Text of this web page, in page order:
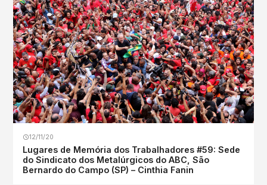
12/11/20
Lugares de Memória dos Trabalhadores #59: Sede
do Sindicato dos Metalúrgicos do ABC, São
Bernardo do Campo (SP) – Cinthia Fanin